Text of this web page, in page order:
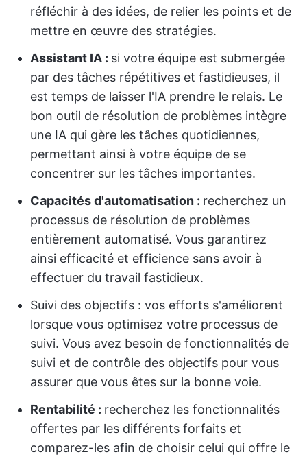
réfléchir à des idées, de relier les points et de
mettre en œuvre des stratégies.
Assistant IA : si votre équipe est submergée
par des tâches répétitives et fastidieuses, il
est temps de laisser l'IA prendre le relais. Le
bon outil de résolution de problèmes intègre
une IA qui gère les tâches quotidiennes,
permettant ainsi à votre équipe de se
concentrer sur les tâches importantes.
Capacités d'automatisation : recherchez un
processus de résolution de problèmes
entièrement automatisé. Vous garantirez
ainsi efficacité et efficience sans avoir à
effectuer du travail fastidieux.
Suivi des objectifs : vos efforts s'améliorent
lorsque vous optimisez votre processus de
suivi. Vous avez besoin de fonctionnalités de
suivi et de contrôle des objectifs pour vous
assurer que vous êtes sur la bonne voie.
Rentabilité : recherchez les fonctionnalités
offertes par les différents forfaits et
comparez-les afin de choisir celui qui offre le